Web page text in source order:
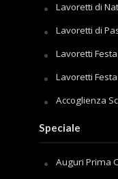
Lavoretti di
Lavoretti di
Lavoretti
Lavoretti
Accoglienza
Speciale
Auguri Prima